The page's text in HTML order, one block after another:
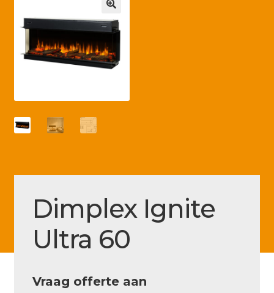
Betaling geannuleerd
Betaling voltooid
Disclaimer
Klantenservice
Betaalmethode
Dimplex Ignite
Ultra 60
Vraag offerte aan